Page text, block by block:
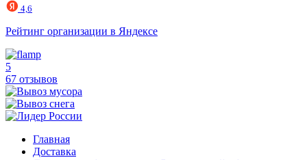
4,6
Рейтинг организации в Яндексе
5
67 отзывов
Главная
Доставка